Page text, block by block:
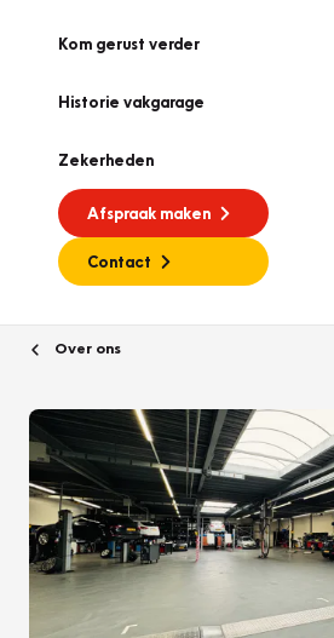
Kom gerust verder
Historie vakgarage
Zekerheden
Afspraak maken
Contact
Over ons